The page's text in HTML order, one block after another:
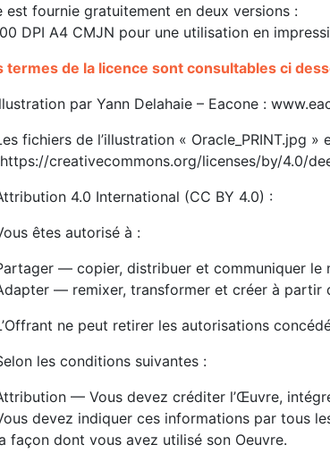
est fournie gratuitement en deux versions :
DPI A4 CMJN pour une utilisation en
termes de la licence sont consultables ci
par Yann Delahaie – Eacone :
fichiers de l’illustration « Oracle_PRINT.jpg
creativecommons.org/licenses/by/4.0/
4.0 International (CC BY 4.0) :
êtes autorisé à :
— copier, distribuer et communiquer
— remixer, transformer et créer à partir
ne peut retirer les autorisations
les conditions suivantes :
— Vous devez créditer l’Œuvre,
devez indiquer ces informations par tous
façon dont vous avez utilisé son Oeuvre.